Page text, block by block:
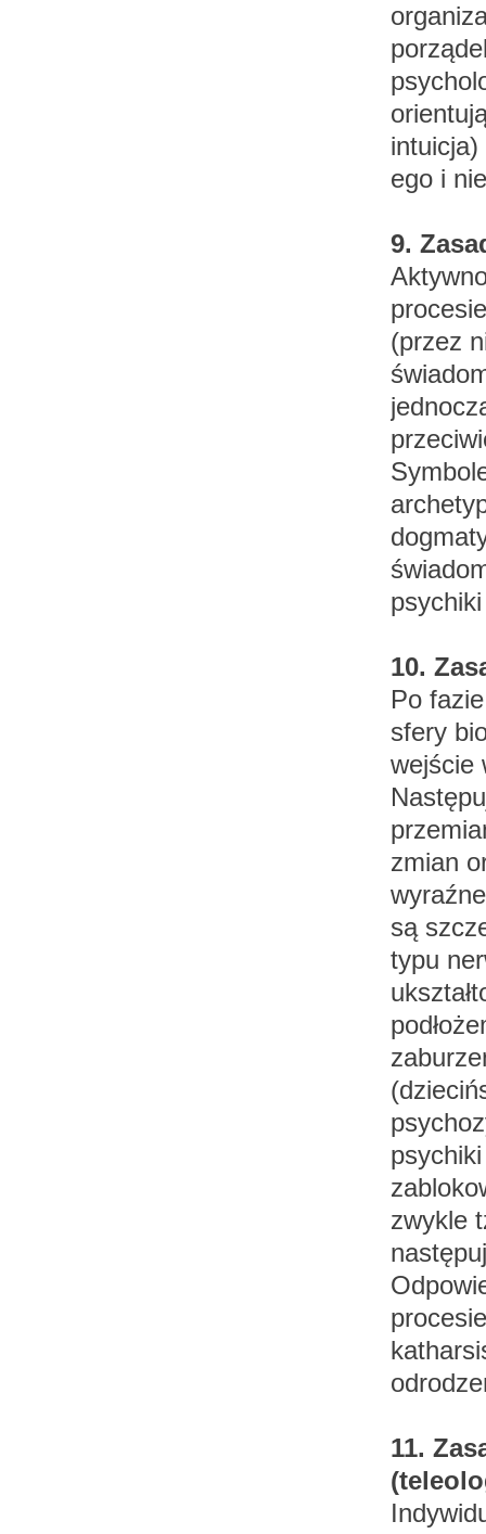
ego i
9.
(przez
10.
Po
sfery
wejście
zmian
są
typu
zwykle
11.